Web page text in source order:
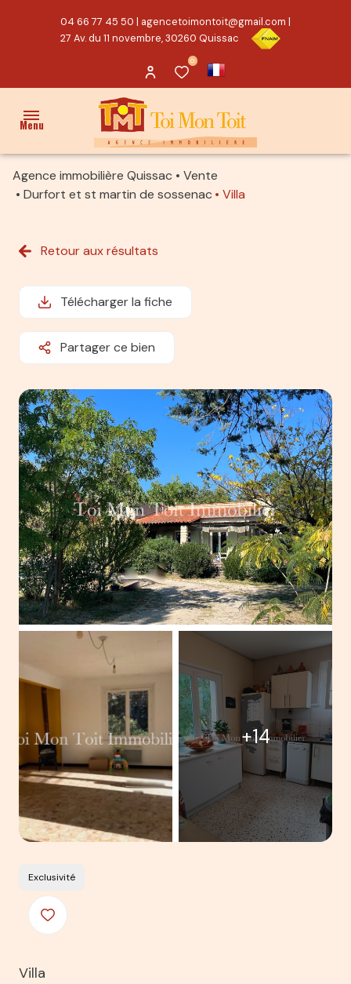
04 66 77 45 50 | agencetoimontoit@gmail.com |
27 Av. du 11 novembre, 30260 Quissac
0
Menu
ACCUEIL
PROPRIÉTÉ/CHARME
MAISON
TERRAIN
ALERTE
E-MAIL
ESTIMATION
CONTACT
Agence immobilière Quissac
Vente
Durfort et st martin de sossenac
Villa
Retour aux résultats
Télécharger la fiche
Partager ce bien
+14
Exclusivité
Villa